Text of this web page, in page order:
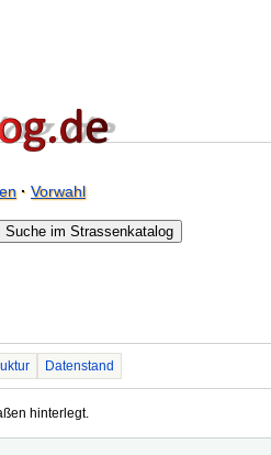
· Vorwahl
Datenstand
hinterlegt.